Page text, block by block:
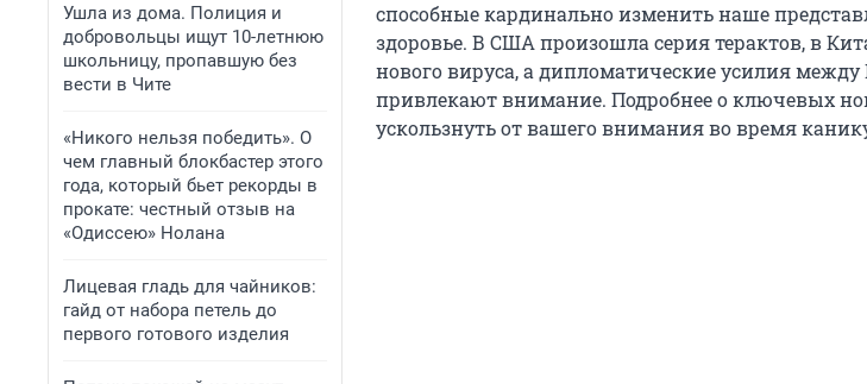
Ушла из дома. Полиция и
добровольцы ищут 10-летнюю
школьницу, пропавшую без
вести в Чите
«Никого нельзя победить». О
чем главный блокбастер этого
года, который бьет рекорды в
прокате: честный отзыв на
«Одиссею» Нолана
Лицевая гладь для чайников:
гайд от набора петель до
первого готового изделия
способные кардинально изменить наше
здоровье. В США произошла серия терактов, в
нового вируса, а дипломатические усилия
привлекают внимание. Подробнее о ключевых
ускользнуть от вашего внимания во время